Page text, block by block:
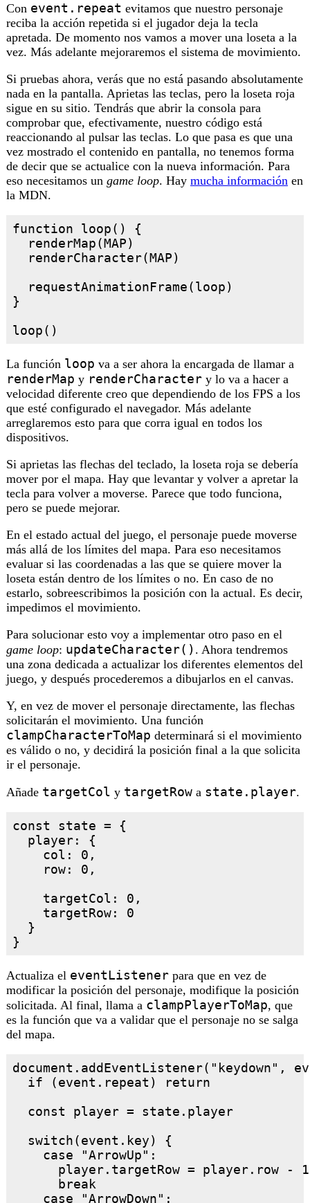
Con event.repeat evitamos que nuestro personaje
reciba la acción repetida si el jugador deja la tecla
apretada. De momento nos vamos a mover una loseta a la
vez. Más adelante mejoraremos el sistema de movimiento.
Si pruebas ahora, verás que no está pasando absolutamente
nada en la pantalla. Aprietas las teclas, pero la loseta roja
sigue en su sitio. Tendrás que abrir la consola para
comprobar que, efectivamente, nuestro código está
reaccionando al pulsar las teclas. Lo que pasa es que una
vez mostrado el contenido en pantalla, no tenemos forma
de decir que se actualice con la nueva información. Para
eso necesitamos un game loop. Hay mucha información en
la MDN.
function loop() {
  renderMap(MAP)
  renderCharacter(MAP)
  requestAnimationFrame(loop)
}
La función loop va a ser ahora la encargada de llamar a
renderMap y renderCharacter y lo va a hacer a
velocidad diferente creo que dependiendo de los FPS a los
que esté configurado el navegador. Más adelante
arreglaremos esto para que corra igual en todos los
dispositivos.
Si aprietas las flechas del teclado, la loseta roja se debería
mover por el mapa. Hay que levantar y volver a apretar la
tecla para volver a moverse. Parece que todo funciona,
pero se puede mejorar.
En el estado actual del juego, el personaje puede moverse
más allá de los límites del mapa. Para eso necesitamos
evaluar si las coordenadas a las que se quiere mover la
loseta están dentro de los límites o no. En caso de no
estarlo, sobreescribimos la posición con la actual. Es decir,
impedimos el movimiento.
Para solucionar esto voy a implementar otro paso en el
game loop: updateCharacter() . Ahora tendremos
una zona dedicada a actualizar los diferentes elementos del
juego, y después procederemos a dibujarlos en el canvas.
Y, en vez de mover el personaje directamente, las flechas
solicitarán el movimiento. Una función
clampCharacterToMap determinará si el movimiento
es válido o no, y decidirá la posición final a la que solicita
ir el personaje.
Añade targetCol y targetRow a state.player.
const state = {
  player: {
    col: 0,
    row: 0,
    targetCol: 0,
    targetRow: 0
  }
Actualiza el eventListener para que en vez de
modificar la posición del personaje, modifique la posición
solicitada. Al final, llama a clampPlayerToMap, que
es la función que va a validar que el personaje no se salga
del mapa.
document.addEventListener("keydown",
  if (event.repeat) return
  const player = state.player
  switch(event.key) {
    case "ArrowUp":
      player.targetRow = player.row - 1
      break
    case "ArrowDown":